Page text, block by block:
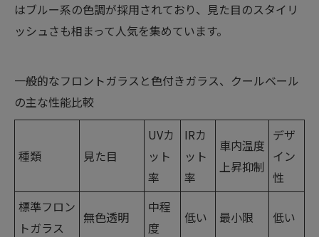
はブルー系の色調が採用されており、見た目のスタイリ
ッシュさも相まって人気を集めています。
一般的なフロントガラスと色付きガラス、クールベール
の主な性能比較
種類 見た目
UVカ
ット
率
IRカ
ット
率
車内温度
上昇抑制
デザ
イン
性
標準フロン
トガラス
無色透明
中程
度
低い 最小限 低い